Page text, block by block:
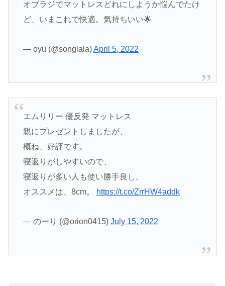
オブラジでマットレスどれにしようか悩んでたけ
ど、いまこれで快適。気持ちいい🌟
— oyu (@songlala)April 5, 2022
エムリリー 優反発 マットレス
親にプレゼントしましたが、
概ね、好評です。
寝返りがしやすいので、
寝返りが多い人も使い勝手良し。
オススメは、8cm。
https://t.co/ZrrHW4addk
— のーり (@orion0415) July 15, 2022